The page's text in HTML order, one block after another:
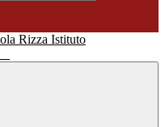
Istituto